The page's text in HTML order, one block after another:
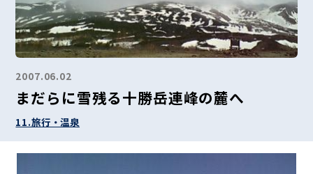
2007.06.02
まだらに雪残る十勝岳連峰の麓へ
11.旅行・温泉